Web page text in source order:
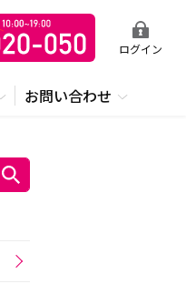
ログイン
お問い合わせ